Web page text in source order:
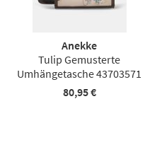
Anekke
Tulip Gemusterte
Umhängetasche 43703571
80,95 €